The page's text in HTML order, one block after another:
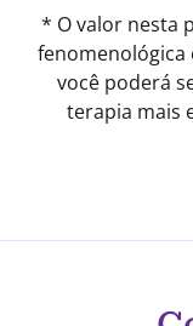
* O valor nesta
fenomenológica
você poderá
terapia mais